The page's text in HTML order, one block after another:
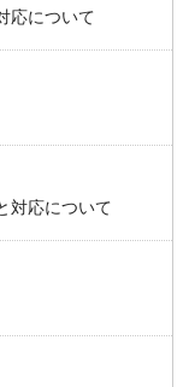
応について
対応について